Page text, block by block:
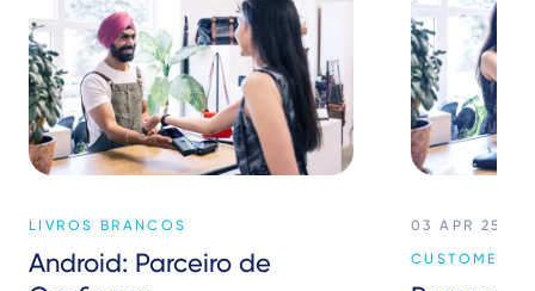
LIVROS BRANCOS
Android: Parceiro de
03 APR 25
CUSTOMER